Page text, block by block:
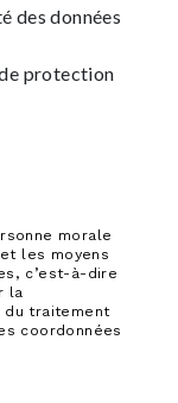
des données
protection
morale
les moyens
c’est-à-dire
la
du traitement
coordonnées